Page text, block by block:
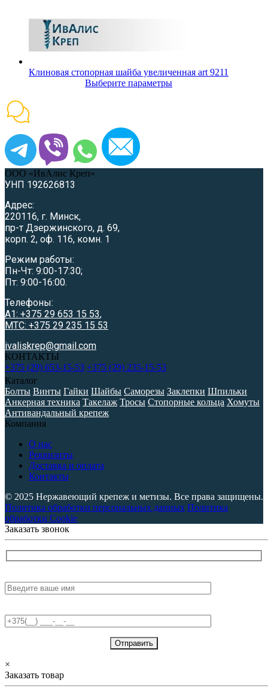
Клиновая стопорная шайба увеличенная art 9211
Выберите параметры
ООО «ИвАлис Креп»
УНП 192626813
Адрес:
220116, г. Минск,
пр-т Дзержинского, д. 69,
корп. 2, оф. 116, комн. 1
Режим работы:
Пн-Чт: 9:00-17:30;
Пт: 9:00-16:00.
Телефоны:
A1: +375 29 653 15 53,
МТС: +375 29 235 15 53
ivaliskrep@gmail.com
КОНТАКТЫ
+375 (29) 653-15-53 +375 (29) 235-15-53
Каталог
Болты Винты Гайки Шайбы Саморезы Заклепки Шпильки
Анкерная техника Такелаж Тросы Стопорные кольца Хомуты
Антивандальный крепеж
Компания
О нас
Реквизиты
Доставка и оплата
Контакты
© 2025 Нержавеющий крепеж и метизы. Все права защищены.
Политика обработки персональных данных Политика
обработки Cookie
Заказать звонок
×
Заказать товар